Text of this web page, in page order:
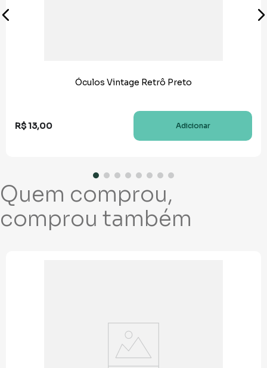
Óculos Vintage Retrô Preto
R$13,00 Adicionar
Quem comprou,
comprou também